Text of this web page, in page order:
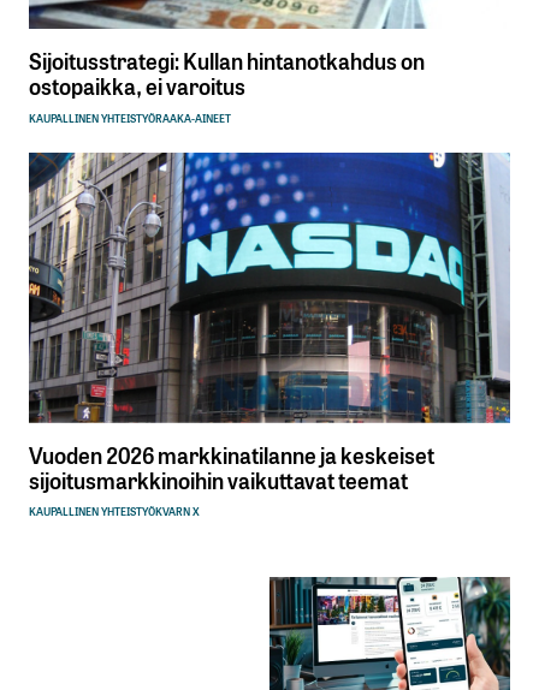
Sijoitusstrategi: Kullan hintanotkahdus on
ostopaikka, ei varoitus
KAUPALLINEN YHTEISTYÖRAAKA-AINEET
Vuoden 2026 markkinatilanne ja keskeiset
sijoitusmarkkinoihin vaikuttavat teemat
KAUPALLINEN YHTEISTYÖKVARN X